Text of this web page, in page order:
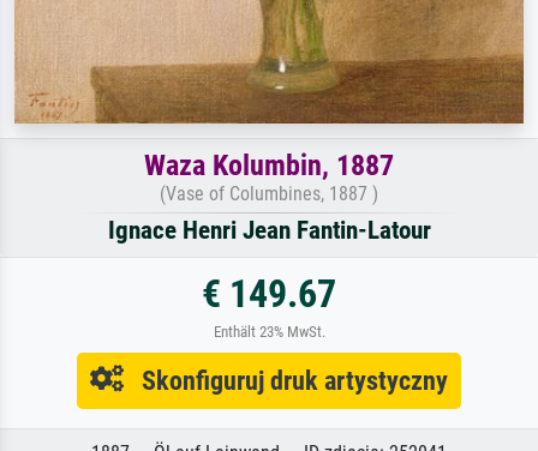
Waza Kolumbin, 1887
(Vase of Columbines, 1887 )
Ignace Henri Jean Fantin-Latour
€ 149.67
Enthält 23% MwSt.
Skonfiguruj druk artystyczny